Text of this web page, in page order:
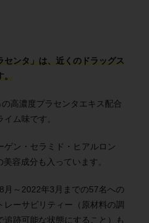
ンタ」は、近くのドラッグス
高濃度プラセンタエキス配合
ム味です。
ゲン・セラミド・ヒアルロン
容成分も入っています。
月～2022年3月までの57名への
レーサビリティー（原材料の調
跡可能な状態にすること）も